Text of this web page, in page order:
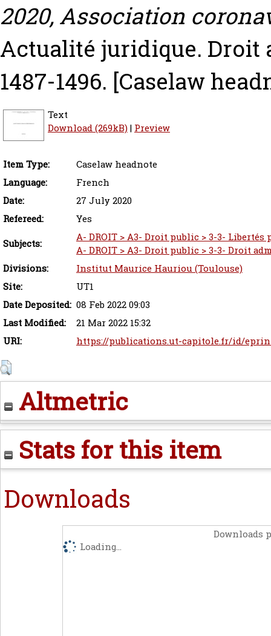
2020, Association
Actualité juridique. Droit
1487-1496. [Caselaw
Text
Download (269kB)| Preview
Item Type:
Caselaw headnote
Language:
French
Date:
27 July 2020
Refereed:
Yes
Subjects:
A- DROIT > A3- Droit public > 3-3- Libertés
A- DROIT > A3- Droit public > 3-3- Droit
Divisions:
Institut Maurice Hauriou (Toulouse)
Site:
UT1
Date Deposited: 08 Feb 2022 09:03
Last Modified:
21 Mar 2022 15:32
URI:
https://publications.ut-capitole.fr/id/
Altmetric
Stats for this item
Downloads
Downloads
Loading...